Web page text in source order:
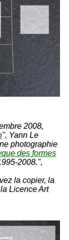
2008,
", Yann Le
photographie
des formes
2008.",
la copier, la
Licence Art